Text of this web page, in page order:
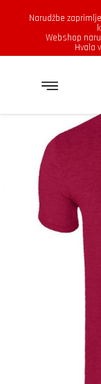
Narudžbe
Webshop
Hvala